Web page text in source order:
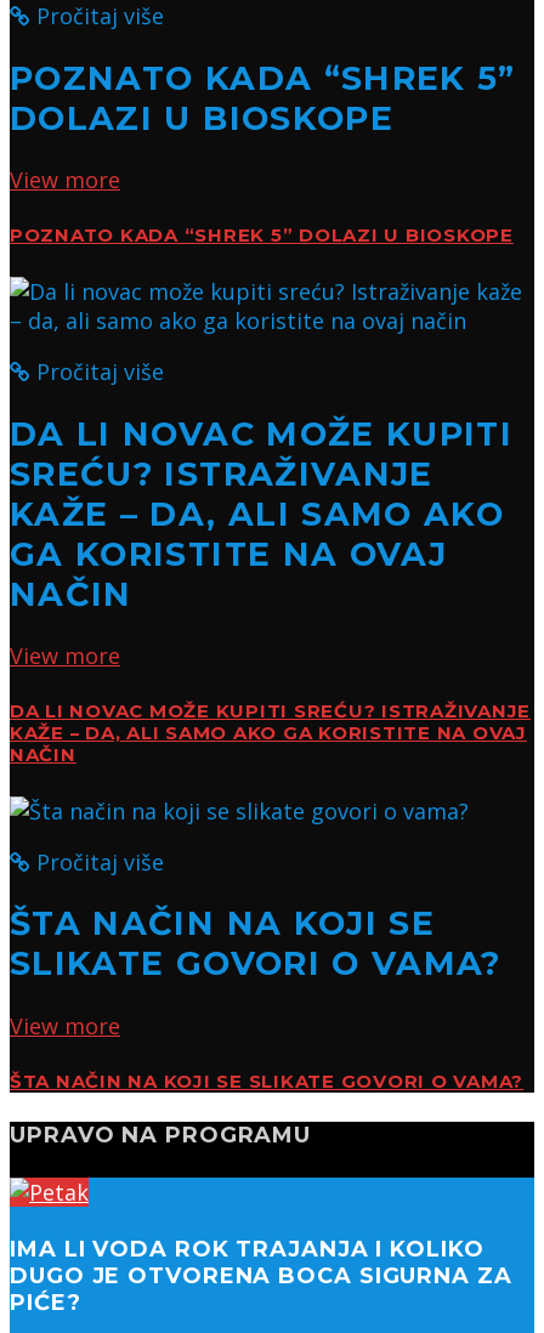
Pročitaj više
POZNATO KADA “SHREK 5”
DOLAZI U BIOSKOPE
View more
POZNATO KADA “SHREK 5” DOLAZI U BIOSKOPE
Pročitaj više
DA LI NOVAC MOŽE KUPITI
SREĆU? ISTRAŽIVANJE
KAŽE – DA, ALI SAMO AKO
GA KORISTITE NA OVAJ
NAČIN
View more
DA LI NOVAC MOŽE KUPITI SREĆU? ISTRAŽIVANJE
KAŽE – DA, ALI SAMO AKO GA KORISTITE NA OVAJ
NAČIN
Pročitaj više
ŠTA NAČIN NA KOJI SE
SLIKATE GOVORI O VAMA?
View more
ŠTA NAČIN NA KOJI SE SLIKATE GOVORI O VAMA?
UPRAVO NA PROGRAMU
IMA LI VODA ROK TRAJANJA I KOLIKO
DUGO JE OTVORENA BOCA SIGURNA ZA
PIĆE?